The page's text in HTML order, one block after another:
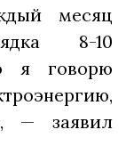
месяц
8-10
я говорю
— заявил